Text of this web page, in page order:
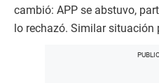
cambió: APP se abstuvo,
lo rechazó. Similar situación